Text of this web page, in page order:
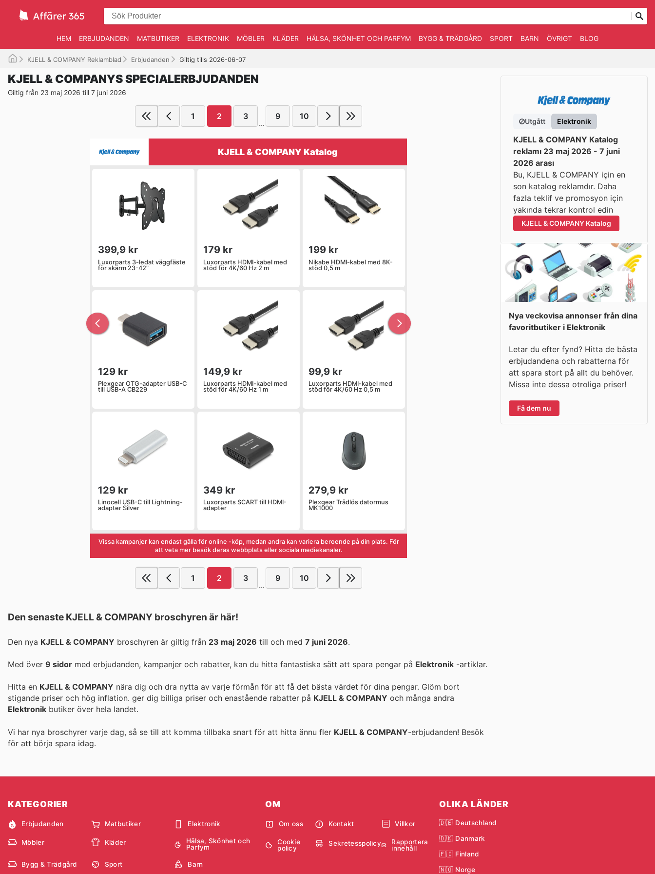
HEM ERBJUDANDEN MATBUTIKER ELEKTRONIK MÖBLER KLÄDER HÄLSA, SKÖNHET OCH PARFYM BYGG & TRÄDGÅRD SPORT BARN ÖVRIGT BLOG
KJELL & COMPANY Reklamblad Erbjudanden Giltig tills 2026-06-07
KJELL & COMPANYS SPECIALERBJUDANDEN
Giltig från 23 maj 2026 till 7 juni 2026
1 2 3
...
9 10
KJELL & COMPANY Katalog
399,9 kr
Luxorparts 3-ledat väggfäste
för skärm 23-42"
179 kr
Luxorparts HDMI-kabel med
stöd för 4K/60 Hz 2 m
199 kr
Nikabe HDMI-kabel med 8K-
stöd 0,5 m
129 kr
Plexgear OTG-adapter USB-C
till USB-A CB229
149,9 kr
Luxorparts HDMI-kabel med
stöd för 4K/60 Hz 1 m
99,9 kr
Luxorparts HDMI-kabel med
stöd för 4K/60 Hz 0,5 m
129 kr
Linocell USB-C till Lightning-
adapter Silver
349 kr
Luxorparts SCART till HDMI-
adapter
279,9 kr
Plexgear Trådlös datormus
MK1000
Vissa kampanjer kan endast gälla för online -köp, medan andra kan variera beroende på din plats. För
att veta mer besök deras webbplats eller sociala mediekanaler.
1 2 3
...
9 10
Den senaste KJELL & COMPANY broschyren är här!
Den nya KJELL & COMPANY broschyren är giltig från 23 maj 2026 till och med 7 juni 2026.
Med över 9 sidor med erbjudanden, kampanjer och rabatter, kan du hitta fantastiska sätt att spara pengar på Elektronik -artiklar.
Hitta en KJELL & COMPANY nära dig och dra nytta av varje förmån för att få det bästa värdet för dina pengar. Glöm bort
stigande priser och hög inflation. ger dig billiga priser och enastående rabatter på KJELL & COMPANY och många andra
Elektronik butiker över hela landet.
Vi har nya broschyrer varje dag, så se till att komma tillbaka snart för att hitta ännu fler KJELL & COMPANY-erbjudanden! Besök
för att börja spara idag.
Utgått Elektronik
KJELL & COMPANY Katalog
reklamı 23 maj 2026 - 7 juni
2026 arası
Bu, KJELL & COMPANY için en
son katalog reklamdır. Daha
fazla teklif ve promosyon için
yakında tekrar kontrol edin
KJELL & COMPANY Katalog
Nya veckovisa annonser från dina
favoritbutiker i Elektronik
Letar du efter fynd? Hitta de bästa
erbjudandena och rabatterna för
att spara stort på allt du behöver.
Missa inte dessa otroliga priser!
Få dem nu
KATEGORIER
Erbjudanden Matbutiker Elektronik
Möbler Kläder
Hälsa, Skönhet och
Parfym
Bygg & Trädgård Sport Barn
OM
Om oss Kontakt Villkor
Cookie
policy
Sekretesspolicy
Rapportera
innehåll
OLIKA LÄNDER
🇩🇪 Deutschland
🇩🇰 Danmark
🇫🇮 Finland
🇳🇴 Norge